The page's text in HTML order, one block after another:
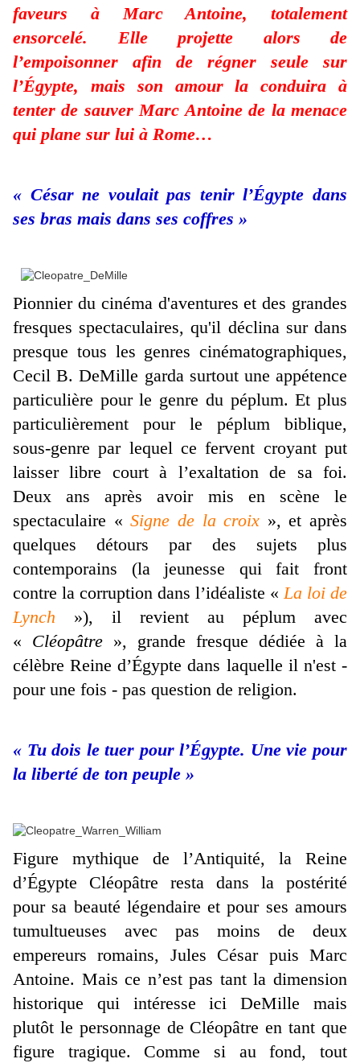
faveurs à Marc Antoine, totalement
ensorcelé. Elle projette alors de
l’empoisonner afin de régner seule sur
l’Égypte, mais son amour la conduira à
tenter de sauver Marc Antoine de la menace
qui plane sur lui à Rome…
« César ne voulait pas tenir l’Égypte dans
ses bras mais dans ses coffres »
Pionnier du cinéma d'aventures et des grandes
fresques spectaculaires, qu'il déclina sur dans
presque tous les genres cinématographiques,
Cecil B. DeMille garda surtout une appétence
particulière pour le genre du péplum. Et plus
particulièrement pour le péplum biblique,
sous-genre par lequel ce fervent croyant put
laisser libre court à l’exaltation de sa foi.
Deux ans après avoir mis en scène le
spectaculaire «Signe de la croix », et après
quelques détours par des sujets plus
contemporains (la jeunesse qui fait front
contre la corruption dans l’idéaliste « La loi de
Lynch »), il revient au péplum avec
« Cléopâtre », grande fresque dédiée à la
célèbre Reine d’Égypte dans laquelle il n'est -
pour une fois - pas question de religion.
« Tu dois le tuer pour l’Égypte. Une vie pour
la liberté de ton peuple »
Figure mythique de l’Antiquité, la Reine
d’Égypte Cléopâtre resta dans la postérité
pour sa beauté légendaire et pour ses amours
tumultueuses avec pas moins de deux
empereurs romains, Jules César puis Marc
Antoine. Mais ce n’est pas tant la dimension
historique qui intéresse ici DeMille mais
plutôt le personnage de Cléopâtre en tant que
figure tragique. Comme si au fond, tout